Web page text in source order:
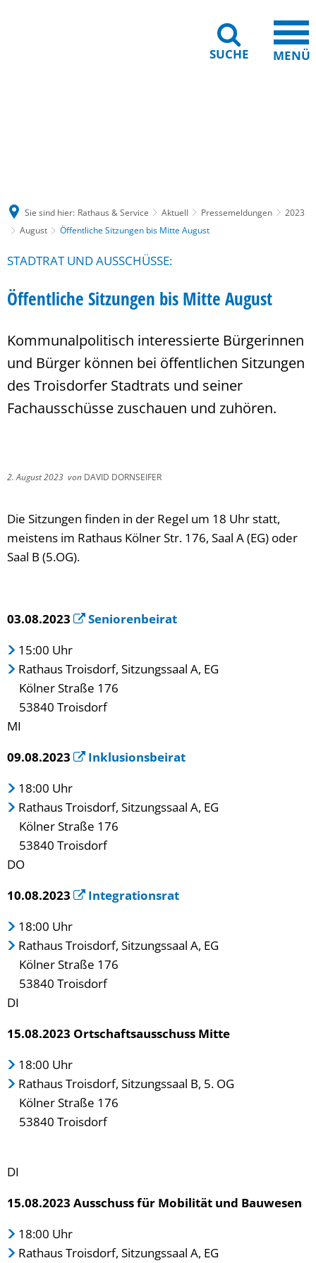
SUCHE MENÜ
Sie sind hier: Rathaus & Service Aktuell Pressemeldungen
2023
August
Öffentliche Sitzungen bis Mitte August
STADTRAT UND AUSSCHÜSSE:
Öffentliche Sitzungen bis Mitte August
Kommunalpolitisch interessierte Bürgerinnen
und Bürger können bei öffentlichen Sitzungen
des Troisdorfer Stadtrats und seiner
Fachausschüsse zuschauen und zuhören.
2. August 2023 von DAVID DORNSEIFER
Die Sitzungen finden in der Regel um 18 Uhr statt,
meistens im Rathaus Kölner Str. 176, Saal A (EG) oder
Saal B (5.OG).
03.08.2023
Seniorenbeirat
15:00 Uhr
Rathaus Troisdorf, Sitzungssaal A, EG
Kölner Straße 176
53840 Troisdorf
MI
09.08.2023
Inklusionsbeirat
18:00 Uhr
Rathaus Troisdorf, Sitzungssaal A, EG
Kölner Straße 176
53840 Troisdorf
DO
10.08.2023
Integrationsrat
18:00 Uhr
Rathaus Troisdorf, Sitzungssaal A, EG
Kölner Straße 176
53840 Troisdorf
DI
15.08.2023 Ortschaftsausschuss Mitte
18:00 Uhr
Rathaus Troisdorf, Sitzungssaal B, 5. OG
Kölner Straße 176
53840 Troisdorf
DI
15.08.2023 Ausschuss für Mobilität und Bauwesen
18:00 Uhr
Rathaus Troisdorf, Sitzungssaal A, EG